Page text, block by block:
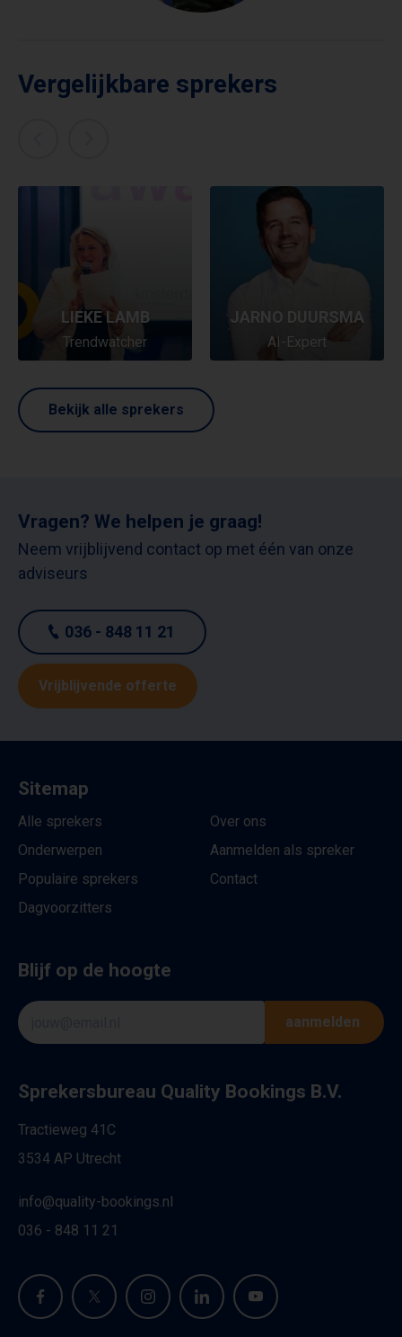
Vergelijkbare sprekers
LIEKE LAMB
Trendwatcher
JARNO DUURSMA
AI-Expert
Bekijk alle sprekers
Vragen? We helpen je graag!
Neem vrijblijvend contact op met één van onze
adviseurs
036 - 848 11 21
Vrijblijvende offerte
Sitemap
Alle sprekers
Onderwerpen
Populaire sprekers
Dagvoorzitters
Over ons
Aanmelden als spreker
Contact
Blijf op de hoogte
aanmelden
Sprekersbureau Quality Bookings B.V.
Tractieweg 41C
3534 AP Utrecht
info@quality-bookings.nl
036 - 848 11 21